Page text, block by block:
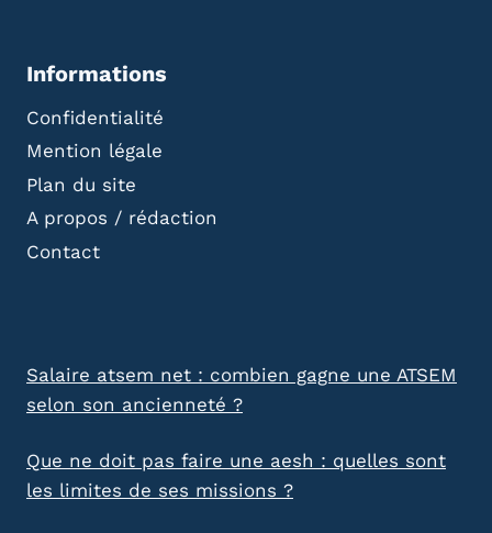
Informations
Confidentialité
Mention légale
Plan du site
A propos / rédaction
Contact
Salaire atsem net : combien gagne une ATSEM
selon son ancienneté ?
Que ne doit pas faire une aesh : quelles sont
les limites de ses missions ?